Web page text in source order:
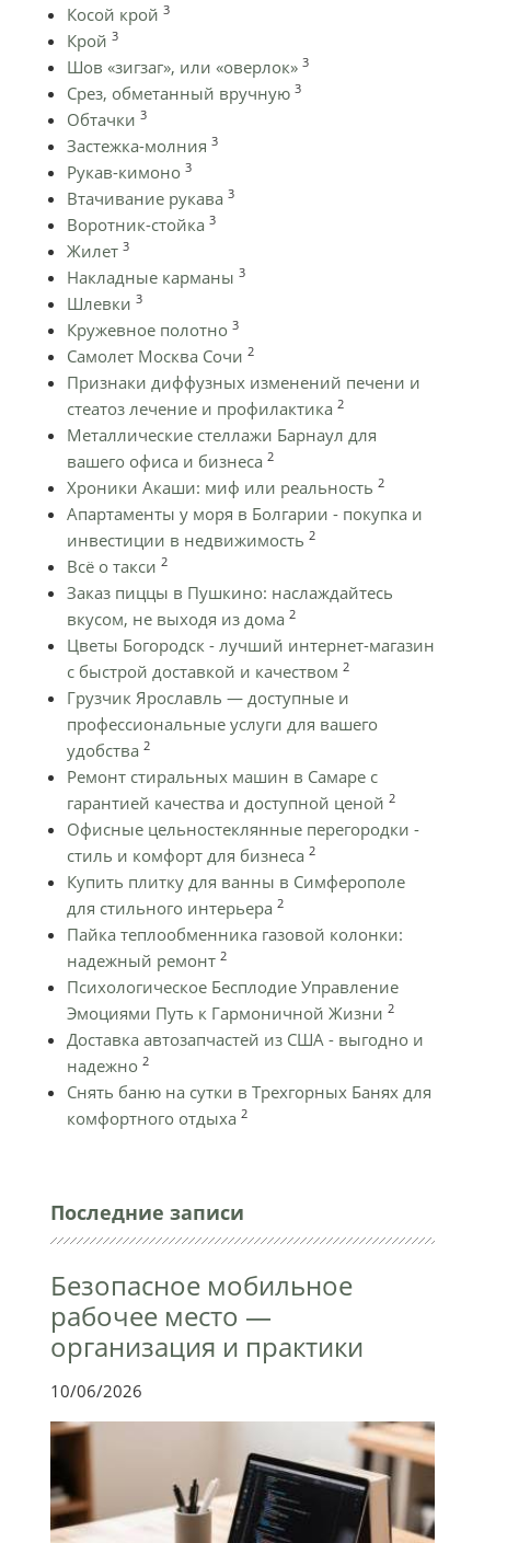
Косой крой 3
Крой 3
Шов «зигзаг», или «оверлок» 3
Срез, обметанный вручную 3
Обтачки 3
Застежка-молния 3
Рукав-кимоно 3
Втачивание рукава 3
Воротник-стойка 3
Жилет 3
Накладные карманы 3
Шлевки 3
Кружевное полотно 3
Самолет Москва Сочи 2
Признаки диффузных изменений печени и
стеатоз лечение и профилактика 2
Металлические стеллажи Барнаул для
вашего офиса и бизнеса 2
Хроники Акаши: миф или реальность 2
Апартаменты у моря в Болгарии - покупка и
инвестиции в недвижимость 2
Всё о такси 2
Заказ пиццы в Пушкино: наслаждайтесь
вкусом, не выходя из дома 2
Цветы Богородск - лучший интернет-магазин
с быстрой доставкой и качеством 2
Грузчик Ярославль — доступные и
профессиональные услуги для вашего
удобства 2
Ремонт стиральных машин в Самаре с
гарантией качества и доступной ценой 2
Офисные цельностеклянные перегородки -
стиль и комфорт для бизнеса 2
Купить плитку для ванны в Симферополе
для стильного интерьера 2
Пайка теплообменника газовой колонки:
надежный ремонт 2
Психологическое Бесплодие Управление
Эмоциями Путь к Гармоничной Жизни 2
Доставка автозапчастей из США - выгодно и
надежно 2
Снять баню на сутки в Трехгорных Банях для
комфортного отдыха 2
Последние записи
Безопасное мобильное
рабочее место —
организация и практики
10/06/2026